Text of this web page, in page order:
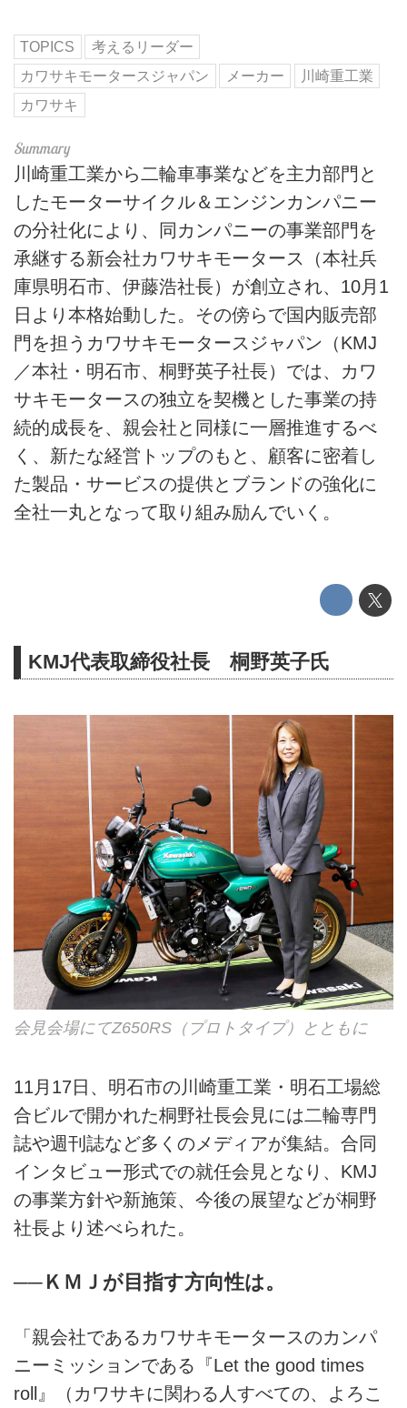
TOPICS
考えるリーダー
カワサキモータースジャパン
メーカー
川崎重工業
カワサキ
川崎重工業から二輪車事業などを主力部門と
したモーターサイクル＆エンジンカンパニー
の分社化により、同カンパニーの事業部門を
承継する新会社カワサキモータース（本社兵
庫県明石市、伊藤浩社長）が創立され、10月1
日より本格始動した。その傍らで国内販売部
門を担うカワサキモータースジャパン（KMJ
／本社・明石市、桐野英子社長）では、カワ
サキモータースの独立を契機とした事業の持
続的成長を、親会社と同様に一層推進するべ
く、新たな経営トップのもと、顧客に密着し
た製品・サービスの提供とブランドの強化に
全社一丸となって取り組み励んでいく。
KMJ代表取締役社長 桐野英子氏
会見会場にてZ650RS（プロトタイプ）とともに
11月17日、明石市の川崎重工業・明石工場総
合ビルで開かれた桐野社長会見には二輪専門
誌や週刊誌など多くのメディアが集結。合同
インタビュー形式での就任会見となり、KMJ
の事業方針や新施策、今後の展望などが桐野
社長より述べられた。
──ＫＭＪが目指す方向性は。
「親会社であるカワサキモータースのカンパ
ニーミッションである『Let the good times
roll』（カワサキに関わる人すべての、よろこ